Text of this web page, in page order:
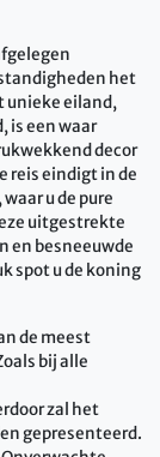
het
unieke eiland,
is een waar
decor
reis eindigt in de
u de pure
uitgestrekte
en besneeuwde
spot u de koning
de meest
bij alle
zal het
gepresenteerd.